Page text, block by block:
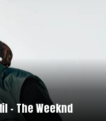
– The Weeknd